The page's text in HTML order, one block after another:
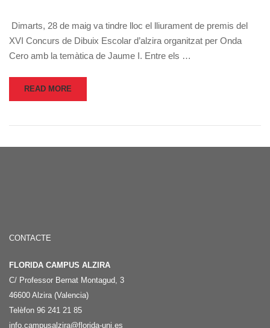
Dimarts, 28 de maig va tindre lloc el lliurament de premis del
XVI Concurs de Dibuix Escolar d’alzira organitzat per Onda
Cero amb la temàtica de Jaume I. Entre els …
READ MORE
CONTACTE
FLORIDA CAMPUS ALZIRA
C/ Professor Bernat Montagud, 3
46600 Alzira (Valencia)
Telèfon 96 241 21 85
info.campusalzira@florida-uni.es